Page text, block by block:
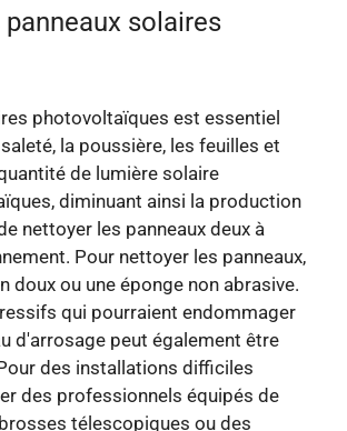
solaires
photovoltaïques est essentiel
la poussière, les feuilles et
de lumière solaire
diminuant ainsi la production
nettoyer les panneaux deux à
Pour nettoyer les panneaux,
doux ou une éponge non abrasive.
qui pourraient endommager
d'arrosage peut également être
des installations difficiles
des professionnels équipés de
télescopiques ou des